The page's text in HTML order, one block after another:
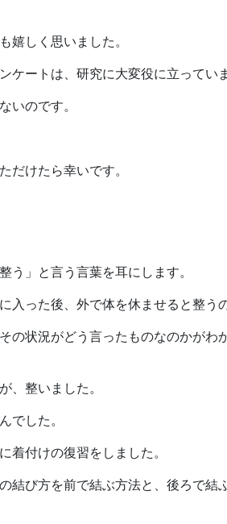
嬉しく思いました。
ケートは、研究に大変役に立っていま
いのです。
だけたら幸いです。
う」と言う言葉を耳にします。
入った後、外で体を休ませると整う
の状況がどう言ったものなのかがわ
、整いました。
でした。
着付けの復習をしました。
結び方を前で結ぶ方法と、後ろで結